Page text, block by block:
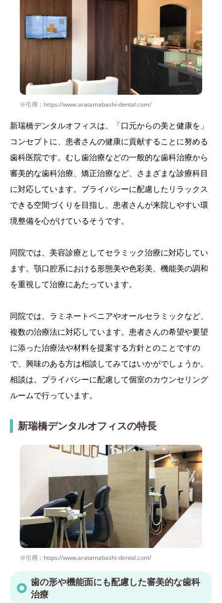
※引用：https://www.aratamabashi-dental.com/
新瑞橋デンタルオフィスは、「口元からの美と健康を」
コンセプトに、患者さんの健康に貢献することに努める
歯科医院です。むし歯治療などの一般的な歯科治療から
審美的な歯科治療、矯正治療など、さまざまな診療科目
に対応しています。プライバシーに配慮したリラックス
できる空間づくりを目指し、患者さんが来院しやすい環
境整備を心がけているそうです。
同院では、美容診療としてセラミック治療に対応してい
ます。顎口腔系における形態美や色彩美、機能美の調和
を重視して治療にあたっています。
同院では、ラミネートベニアやオールセラミックなど、
複数の治療法に対応しています。患者さんの希望や要望
に添った治療法や材料を提案する方針とのことですの
で、興味のある方は相談してみてはいかがでしょうか。
相談は、プライバシーに配慮して個室のカウンセリング
ルームで行っています。
新瑞橋デンタルオフィスの特長
※引用：https://www.aratamabashi-dental.com/
歯の形や機能面にも配慮した審美的な歯科
治療